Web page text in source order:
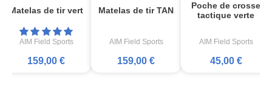
Matelas de tir vert
AIM Field Sports
159,00 €
Matelas de tir TAN
AIM Field Sports
159,00 €
Poche de crosse
tactique verte
AIM Field Sports
45,00 €